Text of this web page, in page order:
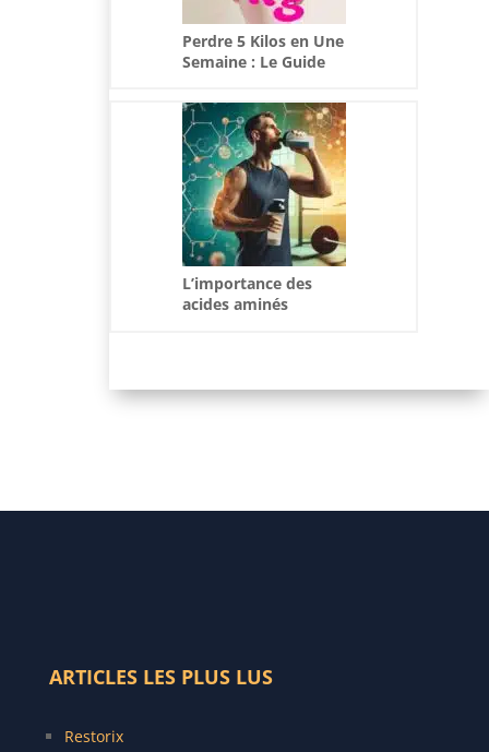
Perdre 5 Kilos en Une
Semaine : Le Guide
Alimentation
Équilibrée
L’importance des
acides aminés
ARTICLES LES PLUS LUS
Restorix